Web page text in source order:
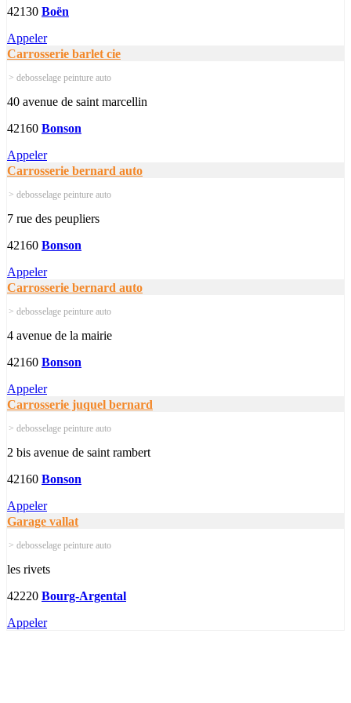
42130 Boën
Appeler
Carrosserie barlet cie
> debosselage peinture auto
40 avenue de saint marcellin
42160 Bonson
Appeler
Carrosserie bernard auto
> debosselage peinture auto
7 rue des peupliers
42160 Bonson
Appeler
Carrosserie bernard auto
> debosselage peinture auto
4 avenue de la mairie
42160 Bonson
Appeler
Carrosserie juquel bernard
> debosselage peinture auto
2 bis avenue de saint rambert
42160 Bonson
Appeler
Garage vallat
> debosselage peinture auto
les rivets
42220 Bourg-Argental
Appeler